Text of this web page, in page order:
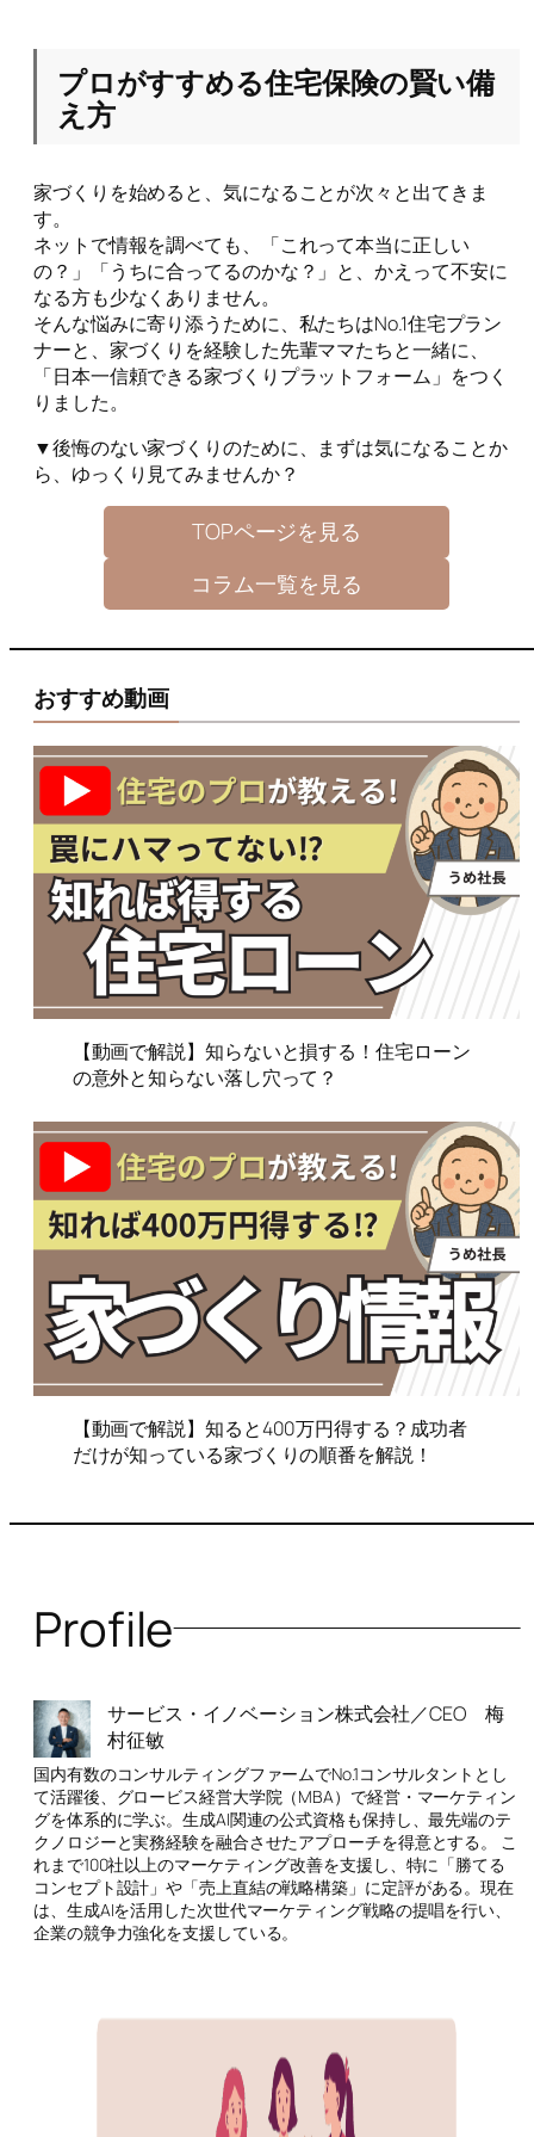
プロがすすめる住宅保険の賢い備
え方
家づくりを始めると、気になることが次々と出てきま
す。
ネットで情報を調べても、「これって本当に正しい
の？」「うちに合ってるのかな？」と、かえって不安に
なる方も少なくありません。
そんな悩みに寄り添うために、私たちはNo.1住宅プラン
ナーと、家づくりを経験した先輩ママたちと一緒に、
「日本一信頼できる家づくりプラットフォーム」をつく
りました。
▼後悔のない家づくりのために、まずは気になることか
ら、ゆっくり見てみませんか？
TOPページを見る
コラム一覧を見る
おすすめ動画
【動画で解説】知らないと損する！住宅ローン
の意外と知らない落し穴って？
【動画で解説】知ると400万円得する？成功者
だけが知っている家づくりの順番を解説！
Profile
サービス・イノベーション株式会社／CEO 梅
村征敏
国内有数のコンサルティングファームでNo.1コンサルタントとし
て活躍後、グロービス経営大学院（MBA）で経営・マーケティン
グを体系的に学ぶ。生成AI関連の公式資格も保持し、最先端のテ
クノロジーと実務経験を融合させたアプローチを得意とする。 こ
れまで100社以上のマーケティング改善を支援し、特に「勝てる
コンセプト設計」や「売上直結の戦略構築」に定評がある。現在
は、生成AIを活用した次世代マーケティング戦略の提唱を行い、
企業の競争力強化を支援している。